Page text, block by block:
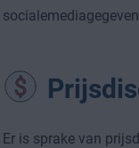
Er is sprake van